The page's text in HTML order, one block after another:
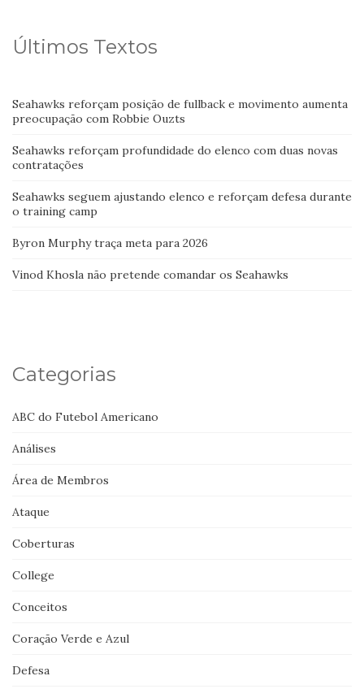
Últimos Textos
Seahawks reforçam posição de fullback e movimento aumenta
preocupação com Robbie Ouzts
Seahawks reforçam profundidade do elenco com duas novas
contratações
Seahawks seguem ajustando elenco e reforçam defesa durante
o training camp
Byron Murphy traça meta para 2026
Vinod Khosla não pretende comandar os Seahawks
Categorias
ABC do Futebol Americano
Análises
Área de Membros
Ataque
Coberturas
College
Conceitos
Coração Verde e Azul
Defesa